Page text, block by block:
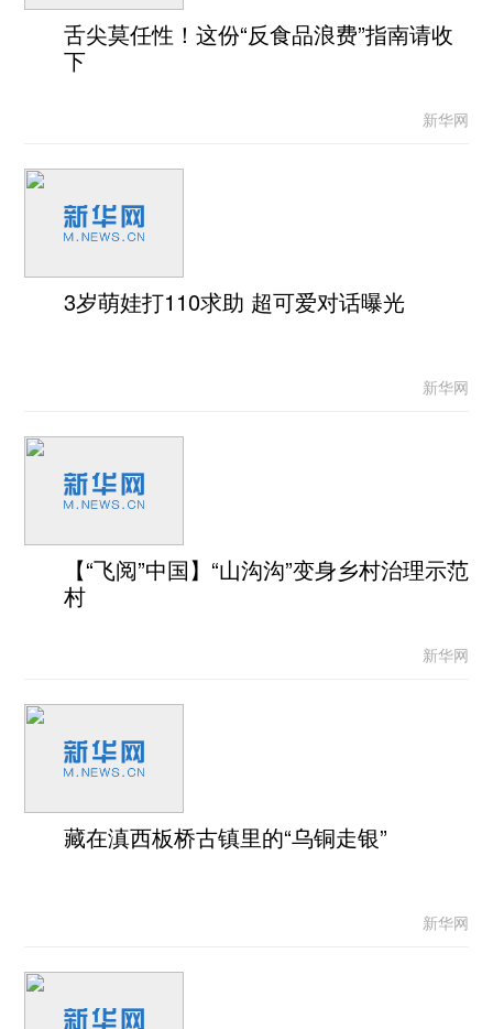
舌尖莫任性！这份“反食品浪费”指南请收
下
新华网
3岁萌娃打110求助 超可爱对话曝光
新华网
【“飞阅”中国】“山沟沟”变身乡村治理示范
村
新华网
藏在滇西板桥古镇里的“乌铜走银”
新华网